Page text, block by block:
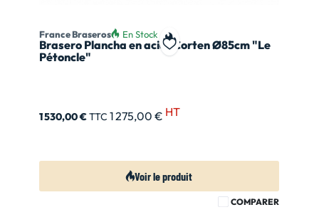
Ajouter à ma liste de souhait
France Braseros En Stock
Brasero Plancha en acier Corten Ø85cm "Le
Pétoncle"
1 530,00 €TTC 1 275,00 € HT
Voir le produit
COMPARER